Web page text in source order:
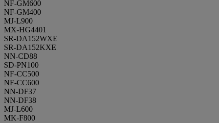
NF-GM600
NF-GM400
MJ-L900
MX-HG4401
SR-DA152WXE
SR-DA152KXE
NN-CD88
SD-PN100
NF-CC500
NF-CC600
NN-DF37
NN-DF38
MJ-L600
MK-F800